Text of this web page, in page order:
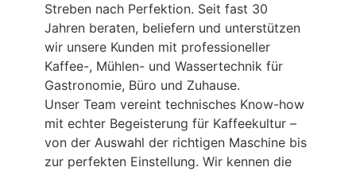
Streben nach Perfektion. Seit fast 30
Jahren beraten, beliefern und unterstützen
wir unsere Kunden mit professioneller
Kaffee-, Mühlen- und Wassertechnik für
Gastronomie, Büro und Zuhause.
Unser Team vereint technisches Know-how
mit echter Begeisterung für Kaffeekultur –
von der Auswahl der richtigen Maschine bis
zur perfekten Einstellung. Wir kennen die